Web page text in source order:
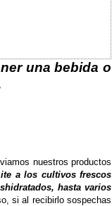
una bebida o
nuestros productos
a los cultivos frescos
hasta varios
si al recibirlo sospechas